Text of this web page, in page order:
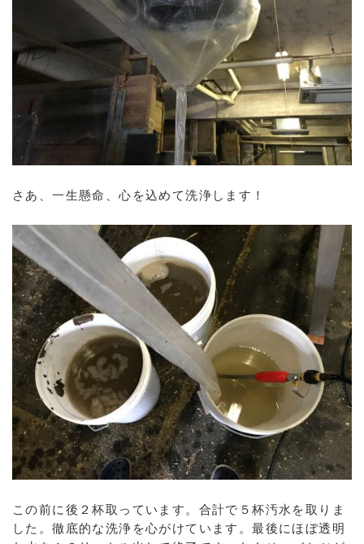
さあ、一生懸命、心を込めて洗浄します！
この前に後２杯取っています。合計で５杯汚水を取りま
した。徹底的な洗浄を心がけています。最後にほぼ透明